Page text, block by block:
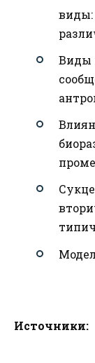
виды:
Виды
Источники: